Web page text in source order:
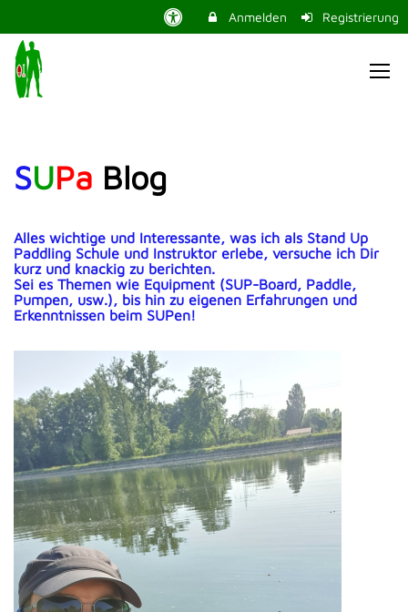
Anmelden Registrierung
SUPa Blog
Alles wichtige und Interessante, was ich als Stand Up
Paddling Schule und Instruktor erlebe, versuche ich Dir
kurz und knackig zu berichten.
Sei es Themen wie Equipment (SUP-Board, Paddle,
Pumpen, usw.), bis hin zu eigenen Erfahrungen und
Erkenntnissen beim SUPen!